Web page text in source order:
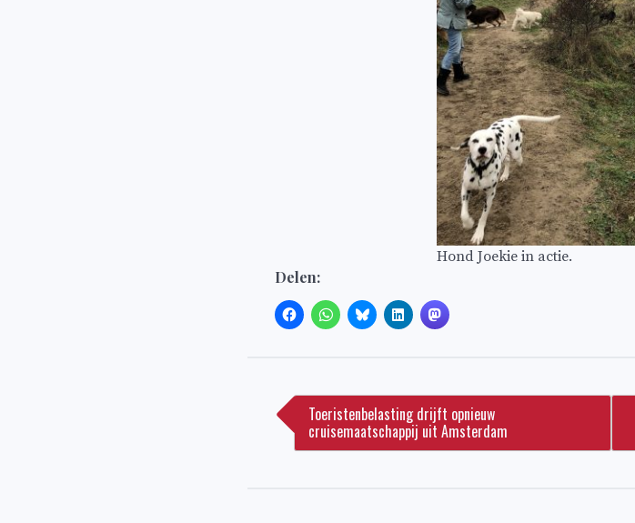
Hond Joekie in actie.
Delen:
navigatie
Toeristenbelasting drijft opnieuw
cruisemaatschappij uit Amsterdam